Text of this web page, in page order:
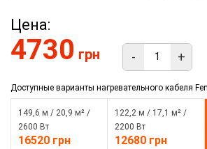
Цена:
4730 грн - +
Доступные варианты нагревательного кабеля
149,6 м / 20,9 м² /
2600 Вт
16520 грн
122,2 м / 17,1 м² /
2200 Вт
12680 грн